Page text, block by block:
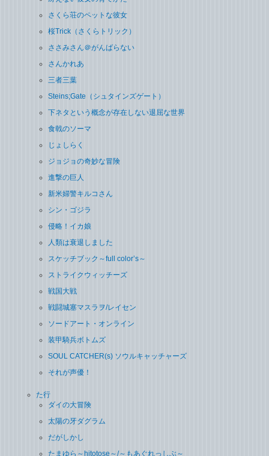
さくら荘のペットな彼女
桜Trick（さくらトリック）
ささみさん＠がんばらない
さんかれあ
三者三葉
Steins;Gate（シュタインズゲート）
下ネタという概念が存在しない退屈な世界
食戟のソーマ
じょしらく
ジョジョの奇妙な冒険
進撃の巨人
新米婦警キルコさん
シン・ゴジラ
侵略！イカ娘
人類は衰退しました
スケッチブック～full color’s～
ストライクウィッチーズ
戦国大戦
戦闘城塞マスラヲ/レイセン
ソードアート・オンライン
装甲騎兵ボトムズ
SOUL CATCHER(s) ソウルキャッチャーズ
それが声優！
た行
ダイの大冒険
太陽の牙ダグラム
だがしかし
たまゆら～hitotose～/～もあぐれっしぶ～